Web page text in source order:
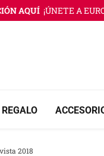
AQUÍ ¡ÚNETE A EURO
REGALO
2018